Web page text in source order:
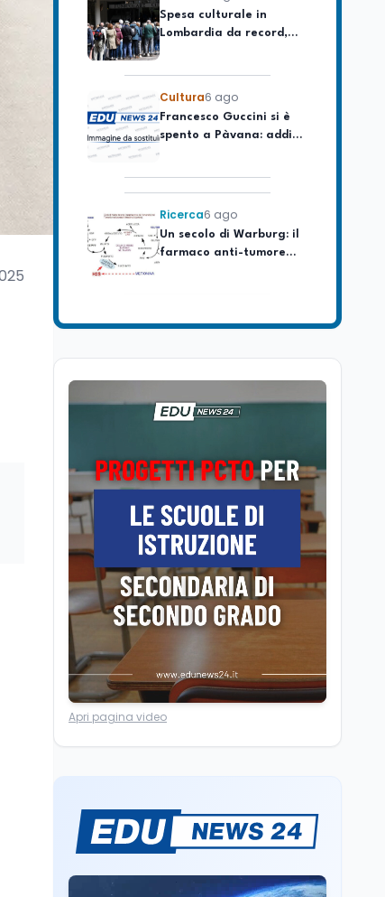
Lombardia da record,
ma la voragine Nord-
Cultura6 ago
Francesco Guccini si è
spento a Pàvana: addio
al Maestrone
Ricerca6 ago
Un secolo di Warburg: il
farmaco anti-tumore
che accende la glicolisi
reattori spenti
Posizioni economiche
4.150 euro
Spesa culturale in
Lombardia da record,
ma la voragine Nord-
Sud triplica
Cultura6 ago
Francesco Guccini si è
Ricerca6 ago
Un secolo di Warburg: il
Il rivelatore che 'vede' i
reattori spenti
roccia
Apri pagina video